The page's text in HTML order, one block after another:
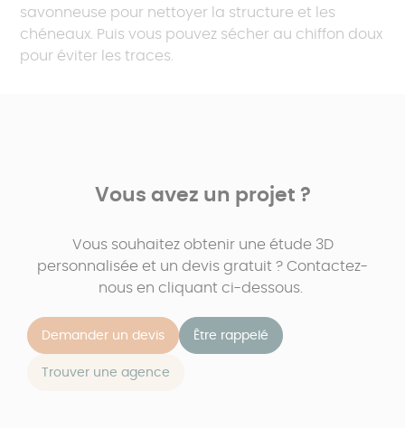
savonneuse pour nettoyer la structure et les
chéneaux. Puis vous pouvez sécher au chiffon doux
pour éviter les traces.
Vous avez un projet ?
Vous souhaitez obtenir une étude 3D
personnalisée et un devis gratuit ? Contactez-
nous en cliquant ci-dessous.
Demander un devis Être rappelé
Trouver une agence